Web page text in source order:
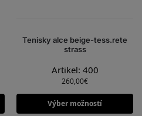
Tenisky alce beige-tess.rete
strass
Artikel: 400
260,00€
Výber možností